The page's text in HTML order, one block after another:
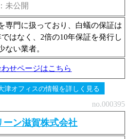
未公開
専門に扱っており、白蟻の保証は
はなく、2倍の10年保証を発行し
ない業者。
わせページはこちら
津オフィスの情報を詳しく見る
no.000395
ーン滋賀株式会社